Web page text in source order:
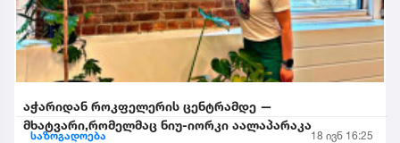
აჭარიდან როკფელერის ცენტრამდე —
მხატვარი,რომელმაც ნიუ-იორკი აალაპარაკა
საზოგადოება 18 ივნ 16:25